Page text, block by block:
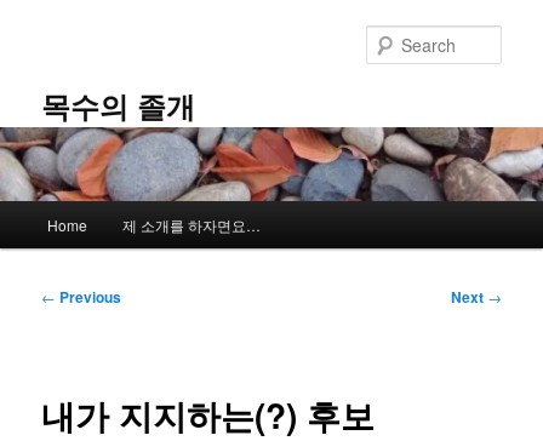
content목수의 졸개
Home 제 소개를 하자면요…
Post
← Previous Next →
내가 지지하는(?) 후보